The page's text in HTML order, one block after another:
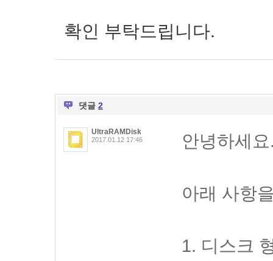
확인 부탁드립니다.
댓글 2
UltraRAMDisk
2017.01.12 17:46 안녕하세
아래 사항
1. 디스크